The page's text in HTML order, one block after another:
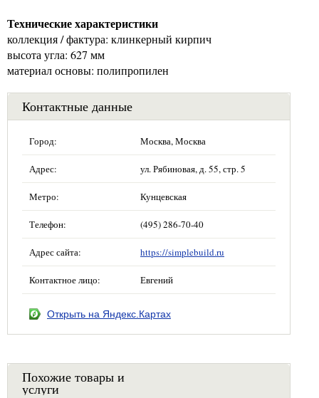
Технические характеристики
коллекция / фактура: клинкерный кирпич
высота угла: 627 мм
материал основы: полипропилен
Контактные данные
Город: Москва, Москва
Адрес: ул. Рябиновая, д. 55, стр. 5
Метро: Кунцевская
Телефон: (495) 286-70-40
Адрес сайта: https://simplebuild.ru
Контактное лицо: Евгений
Открыть на Яндекс.Картах
Похожие товары и
услуги